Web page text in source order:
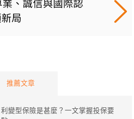
、誠信與國際認
局
推薦文章
利變型保險是甚麼？一文掌握投保要